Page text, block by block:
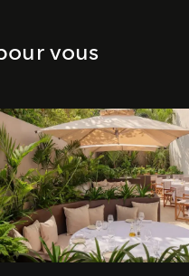
vous